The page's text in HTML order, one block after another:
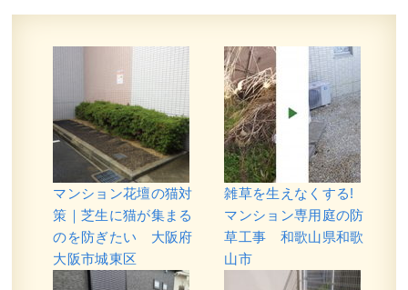
マンション花壇の猫対
策｜芝生に猫が集まる
のを防ぎたい 大阪府
大阪市城東区
雑草を生えなくする!
マンション専用庭の防
草工事 和歌山県和歌
山市